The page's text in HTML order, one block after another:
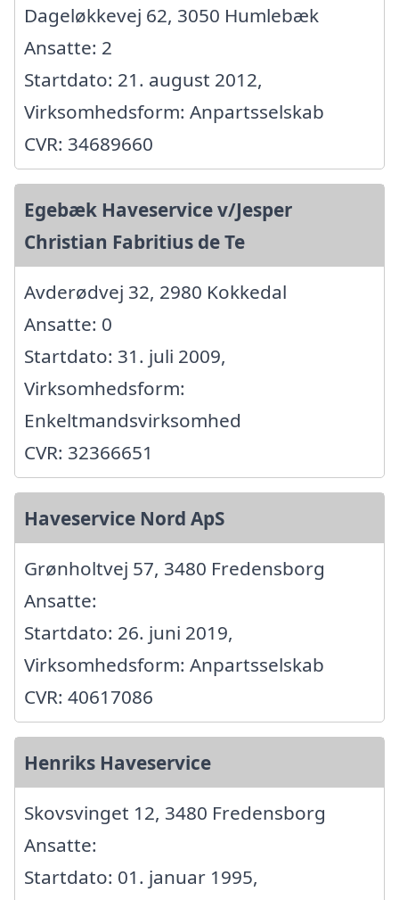
Dageløkkevej 62, 3050 Humlebæk
Ansatte: 2
Startdato: 21. august 2012,
Virksomhedsform: Anpartsselskab
CVR: 34689660
Egebæk Haveservice v/Jesper
Christian Fabritius de Te
Avderødvej 32, 2980 Kokkedal
Ansatte: 0
Startdato: 31. juli 2009,
Virksomhedsform:
Enkeltmandsvirksomhed
CVR: 32366651
Haveservice Nord ApS
Grønholtvej 57, 3480 Fredensborg
Ansatte:
Startdato: 26. juni 2019,
Virksomhedsform: Anpartsselskab
CVR: 40617086
Henriks Haveservice
Skovsvinget 12, 3480 Fredensborg
Ansatte:
Startdato: 01. januar 1995,